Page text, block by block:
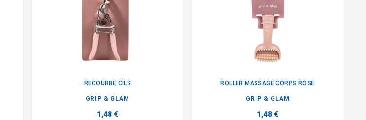
RECOURBE CILS
GRIP & GLAM
1,48 €
ROLLER MASSAGE CORPS ROSE
GRIP & GLAM
1,48 €